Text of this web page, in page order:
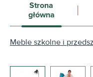
Strona
główna
Meble szkolne i
Pomiń galerię zdjęć